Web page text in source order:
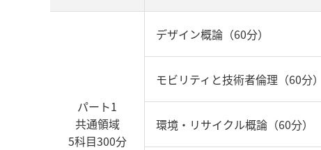
パート1
共通領域
5科目300分
デザイン概論（60分）
モビリティと技術者倫理（60分）
環境・リサイクル概論（60分）